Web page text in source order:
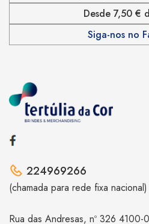
Desde 7,50 €
Siga-nos no
224969266
(chamada para rede fixa nacional)
Rua das Andresas, nº 326 4100-